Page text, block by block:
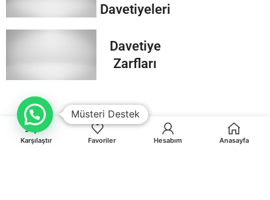
Davetiyeleri
Davetiye
Zarfları
Karşılaştır Favoriler Hesabım Anasayfa
Müsteri Destek